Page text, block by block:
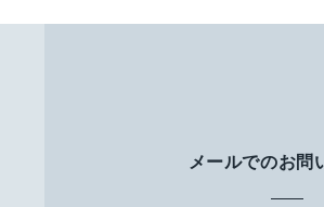
メールでのお問